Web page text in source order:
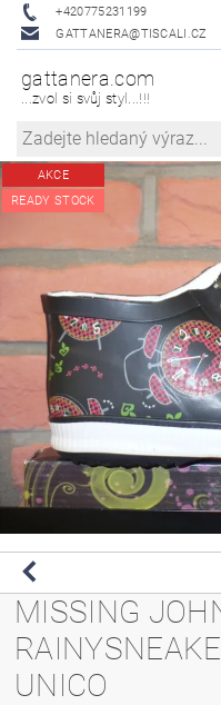
+420775231199
GATTANERA@TISCALI.CZ
gattanera.com
...zvol si svůj styl...!!!
AKCE
READY STOCK
MISSING
UNICO